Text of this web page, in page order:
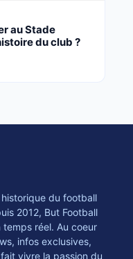
au Stade
du club ?
du football
2012, But Football
réel. Au coeur
infos exclusives,
vivre la passion du